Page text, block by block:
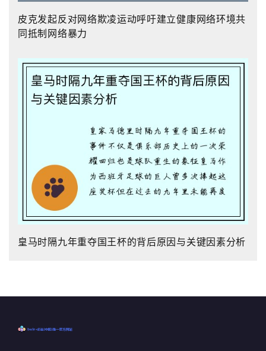
皮克发起反对网络欺凌运动呼吁建立健康网络环境共
同抵制网络暴力
皇马时隔九年重夺国王杯的背后原因与关键因素分析